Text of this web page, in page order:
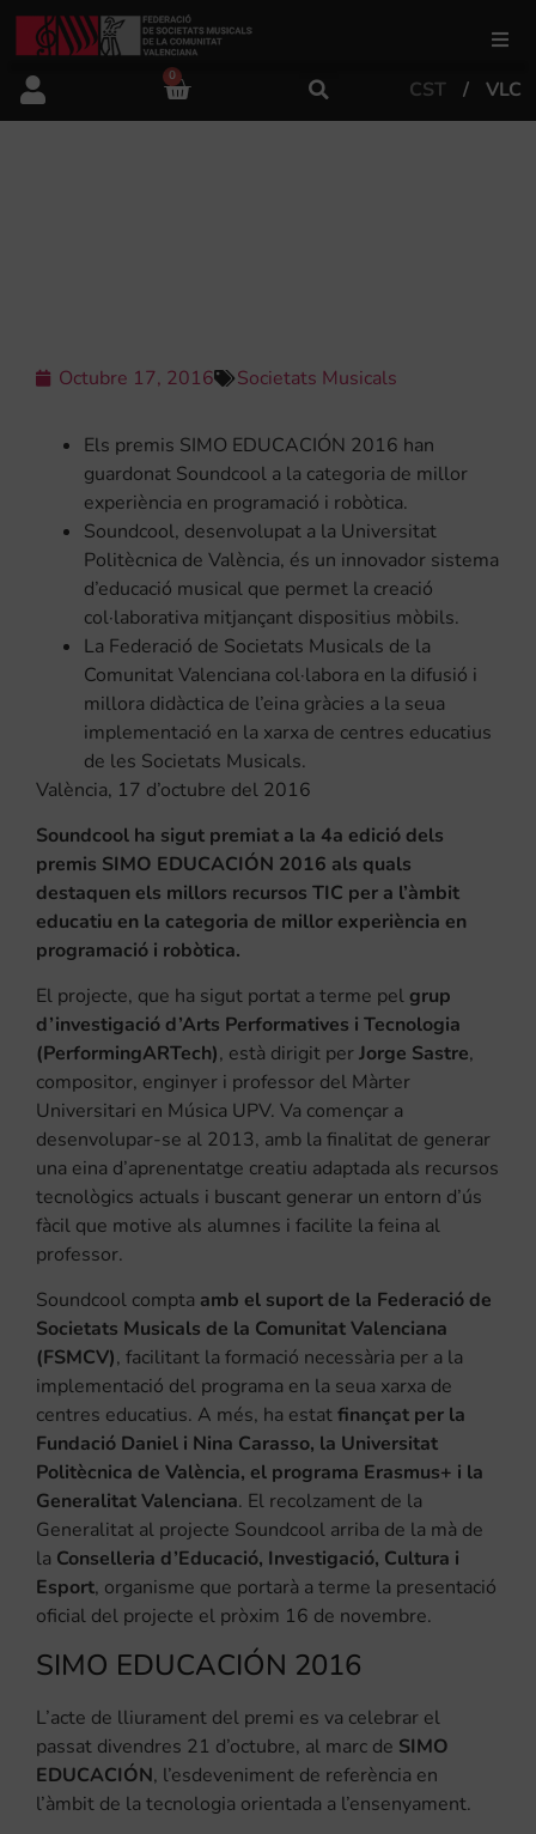
FSMCV
Tenda
0
CST VLC
Octubre 17, 2016 Societats Musicals
Els premis SIMO EDUCACIÓN 2016 han
guardonat Soundcool a la categoria de millor
experiència en programació i robòtica.
Soundcool, desenvolupat a la Universitat
Politècnica de València, és un innovador sistema
d’educació musical que permet la creació
col·laborativa mitjançant dispositius mòbils.
La Federació de Societats Musicals de la
Comunitat Valenciana col·labora en la difusió i
millora didàctica de l’eina gràcies a la seua
implementació en la xarxa de centres educatius
de les Societats Musicals.
València, 17 d’octubre del 2016
Soundcool ha sigut premiat a la 4a edició dels
premis SIMO EDUCACIÓN 2016 als quals
destaquen els millors recursos TIC per a l’àmbit
educatiu en la categoria de millor experiència en
programació i robòtica.
El projecte, que ha sigut portat a terme pel grup
d’investigació d’Arts Performatives i Tecnologia
(PerformingARTech), està dirigit perJorge Sastre,
compositor, enginyer i professor del Màrter
Universitari en Música UPV. Va començar a
desenvolupar-se al 2013, amb la finalitat de generar
una eina d’aprenentatge creatiu adaptada als recursos
tecnològics actuals i buscant generar un entorn d’ús
fàcil que motive als alumnes i facilite la feina al
professor.
Soundcool compta amb el suport de la Federació de
Societats Musicals de la Comunitat Valenciana
(FSMCV), facilitant la formació necessària per a la
implementació del programa en la seua xarxa de
centres educatius. A més, ha estatfinançat per la
Fundació Daniel i Nina Carasso, la Universitat
Politècnica de València, el programa Erasmus+ i la
Generalitat Valenciana. El recolzament de la
Generalitat al projecte Soundcool arriba de la mà de
la Conselleria d’Educació, Investigació, Cultura i
Esport, organisme que portarà a terme la presentació
oficial del projecte el pròxim 16 de novembre.
SIMO EDUCACIÓN 2016
L’acte de lliurament del premi es va celebrar el
passat divendres 21 d’octubre, al marc de SIMO
EDUCACIÓN, l’esdeveniment de referència en
l’àmbit de la tecnologia orientada a l’ensenyament.